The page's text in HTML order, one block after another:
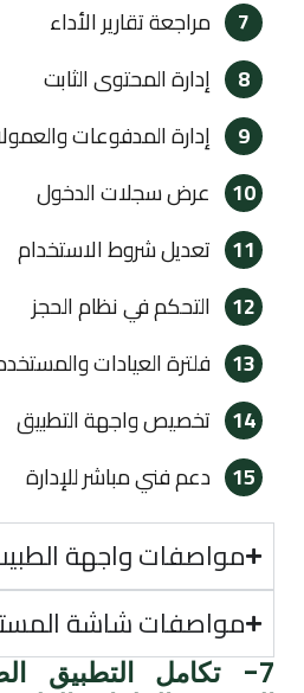
7
مراجعة تقارير الأداء
8
إدارة المحتوى الثابت
9
إدارة المدفوعات
10
عرض سجلات الدخول
11 تعديل شروط الاستخدام
12 التحكم في نظام الحجز
13 فلترة العيادات
14 تخصيص واجهة التطبيق
15 دعم فني مباشر للإدارة
مواصفات واجهة
مواصفات شاشة
7- تكامل التطبيق